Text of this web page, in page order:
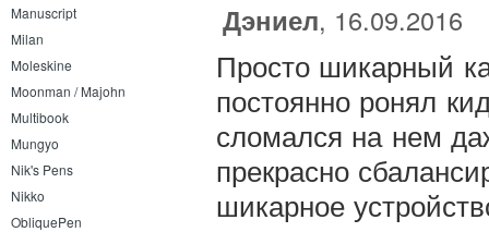
Manuscript
Milan
Moleskine
Moonman / Majohn
Multibook
Mungyo
Nik's Pens
Nikko
ObliquePen
Дэниел, 16.09.2016
Просто шикарный
постоянно ронял
сломался на нем
прекрасно
шикарное